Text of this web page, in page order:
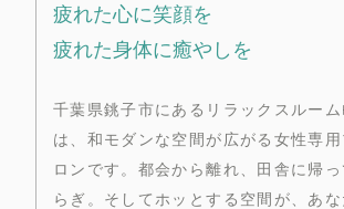
疲れた心に笑顔を
疲れた身体に癒やしを
千葉県銚子市にあるリラックスルーム
は、和モダンな空間が広がる女性専
ロンです。都会から離れ、田舎に帰
らぎ。そしてホッとする空間が、あ